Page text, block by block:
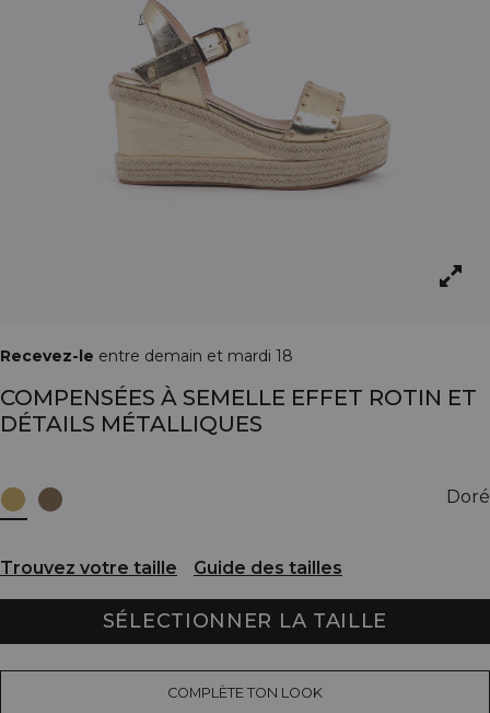
Recevez-le entre demain et mardi 18
COMPENSÉES À SEMELLE EFFET ROTIN ET
DÉTAILS MÉTALLIQUES
Doré
Trouvez votre taille Guide des tailles
SÉLECTIONNER LA TAILLE
COMPLÈTE TON LOOK